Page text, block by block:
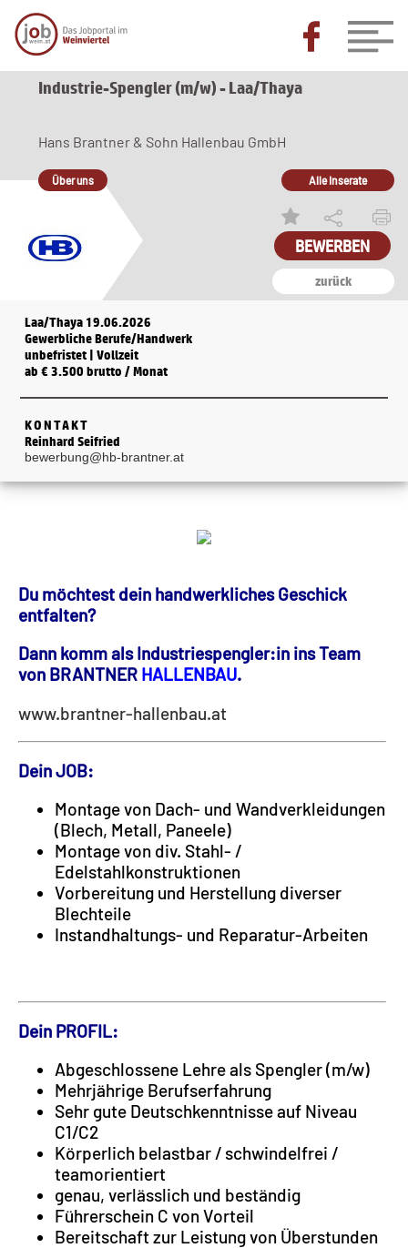
Industrie-Spengler (m/w) - Laa/Thaya
zurück
Hans Brantner & Sohn Hallenbau GmbH
Über uns Alle Inserate
BEWERBEN
Laa/Thaya 19.06.2026
Gewerbliche Berufe/Handwerk
unbefristet | Vollzeit
ab € 3.500 brutto / Monat
KONTAKT
Reinhard Seifried
bewerbung@hb-brantner.at
Du möchtest dein handwerkliches Geschick
entfalten?
Dann komm als Industriespengler:in ins Team
von BRANTNER HALLENBAU.
www.brantner-hallenbau.at
Dein JOB:
Montage von Dach- und Wandverkleidungen
(Blech, Metall, Paneele)
Montage von div. Stahl- /
Edelstahlkonstruktionen
Vorbereitung und Herstellung diverser
Blechteile
Instandhaltungs- und Reparatur-Arbeiten
Dein PROFIL:
Abgeschlossene Lehre als Spengler (m/w)
Mehrjährige Berufserfahrung
Sehr gute Deutschkenntnisse auf Niveau
C1/C2
Körperlich belastbar / schwindelfrei /
teamorientiert
genau, verlässlich und beständig
Führerschein C von Vorteil
Bereitschaft zur Leistung von Überstunden